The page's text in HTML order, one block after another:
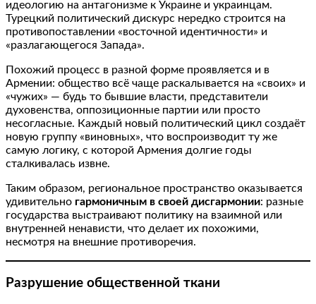
идеологию на антагонизме к Украине и украинцам.
Турецкий политический дискурс нередко строится на
противопоставлении «восточной идентичности» и
«разлагающегося Запада».
Похожий процесс в разной форме проявляется и в
Армении: общество всё чаще раскалывается на «своих» и
«чужих» — будь то бывшие власти, представители
духовенства, оппозиционные партии или просто
несогласные. Каждый новый политический цикл создаёт
новую группу «виновных», что воспроизводит ту же
самую логику, с которой Армения долгие годы
сталкивалась извне.
Таким образом, региональное пространство оказывается
удивительно гармоничным в своей дисгармонии: разные
государства выстраивают политику на взаимной или
внутренней ненависти, что делает их похожими,
несмотря на внешние противоречия.
Разрушение общественной ткани